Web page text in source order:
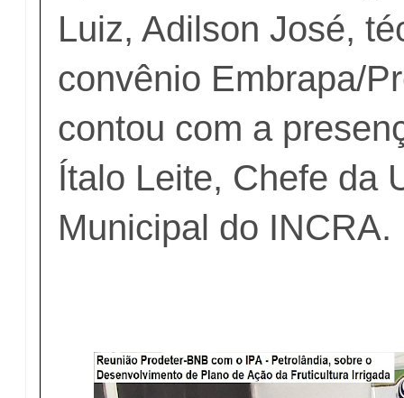
Luiz, Adilson José,
convênio Embrapa/
contou com a
Ítalo Leite, Chefe da
Municipal do INCRA.